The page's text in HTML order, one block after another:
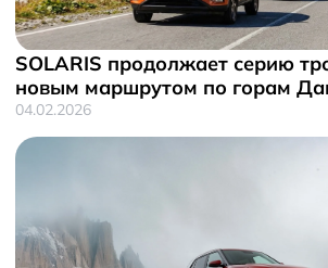
SOLARIS продолжает серию
новым маршрутом по горам
04.02.2026